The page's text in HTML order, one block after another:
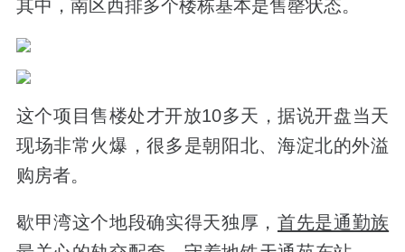
其中，南区西排多个楼栋基本是售罄状态。
这个项目售楼处才开放10多天，据说开盘当天
现场非常火爆，很多是朝阳北、海淀北的外溢
购房者。
歇甲湾这个地段确实得天独厚 ， 首先是通勤族